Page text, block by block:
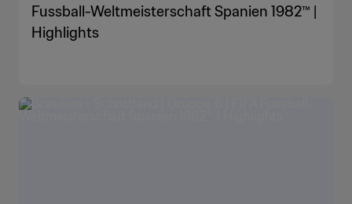
Fussball-Weltmeisterschaft Spanien 1982™ |
Highlights